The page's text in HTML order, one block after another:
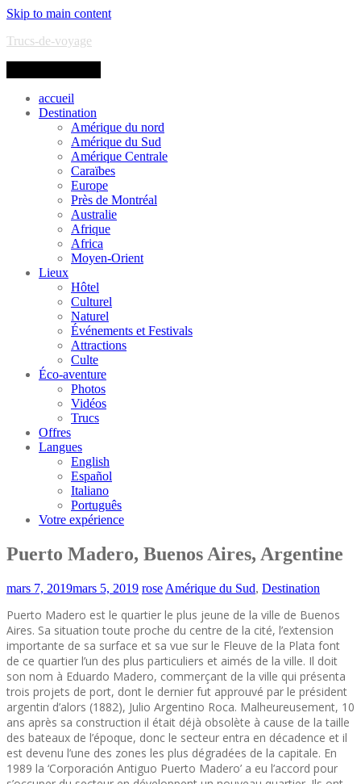
Skip to main content
Trucs-de-voyage
accueil
Destination
Amérique du nord
Amérique du Sud
Amérique Centrale
Caraïbes
Europe
Près de Montréal
Australie
Afrique
Africa
Moyen-Orient
Lieux
Hôtel
Culturel
Naturel
Événements et Festivals
Attractions
Culte
Éco-aventure
Photos
Vidéos
Trucs
Offres
Langues
English
Español
Italiano
Português
Votre expérience
Puerto Madero, Buenos Aires, Argentine
mars 7, 2019mars 5, 2019 rose Amérique du Sud, Destination
Puerto Madero est le quartier le plus jeune de la ville de Buenos
Aires. Sa situation toute proche du centre de la cité, l’extension
importante de sa surface et sa vue sur le Fleuve de la Plata font
de ce quartier l’un des plus particuliers et aimés de la ville. Il doit
son nom à Eduardo Madero, commerçant de la ville qui présenta
trois projets de port, dont le dernier fut approuvé par le président
argentin d’alors (1882), Julio Argentino Roca. Malheureusement, 10
ans après sa construction il était déjà obsolète à cause de la taille
des bateaux de l’époque, donc le secteur entra en décadence et il
est devenu l’une des zones les plus dégradées de la capitale. En
1989 la ‘Corporación Antiguo Puerto Madero’ a eu l’accord pour